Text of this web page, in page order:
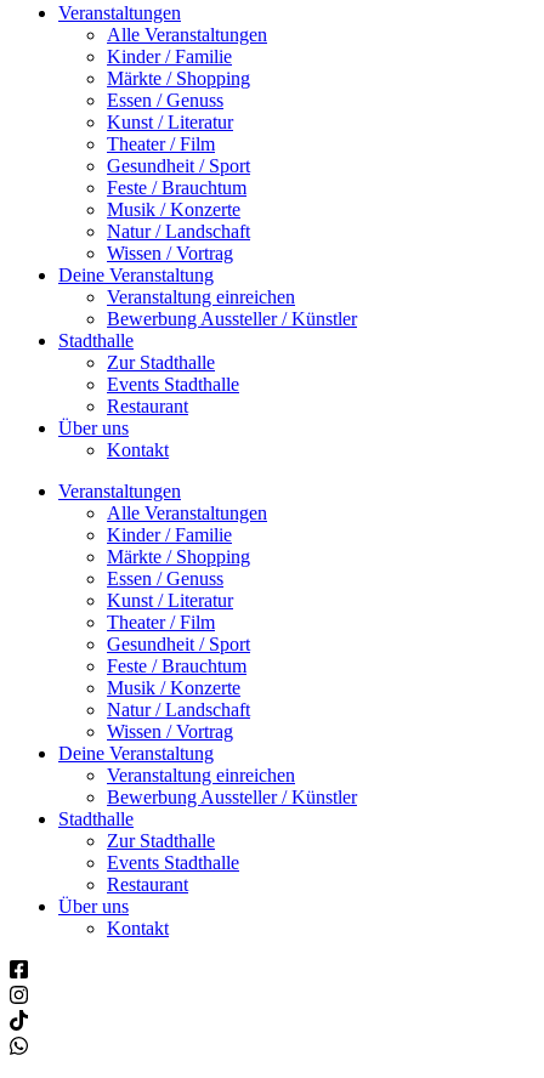
Veranstaltungen
Alle Veranstaltungen
Kinder / Familie
Märkte / Shopping
Essen / Genuss
Kunst / Literatur
Theater / Film
Gesundheit / Sport
Feste / Brauchtum
Musik / Konzerte
Natur / Landschaft
Wissen / Vortrag
Deine Veranstaltung
Veranstaltung einreichen
Bewerbung Aussteller / Künstler
Stadthalle
Zur Stadthalle
Events Stadthalle
Restaurant
Über uns
Kontakt
Veranstaltungen
Alle Veranstaltungen
Kinder / Familie
Märkte / Shopping
Essen / Genuss
Kunst / Literatur
Theater / Film
Gesundheit / Sport
Feste / Brauchtum
Musik / Konzerte
Natur / Landschaft
Wissen / Vortrag
Deine Veranstaltung
Veranstaltung einreichen
Bewerbung Aussteller / Künstler
Stadthalle
Zur Stadthalle
Events Stadthalle
Restaurant
Über uns
Kontakt